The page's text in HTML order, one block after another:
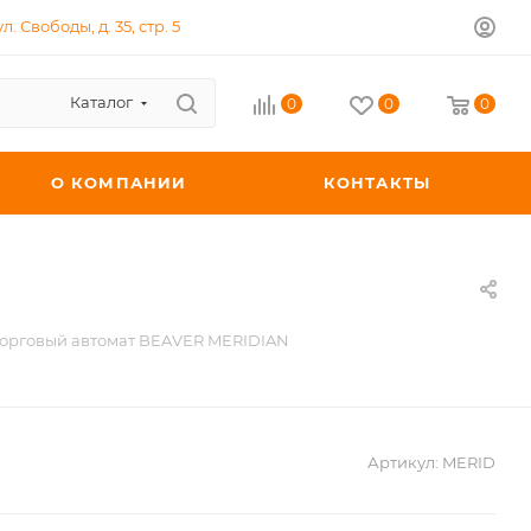
Свободы, д. 35, стр. 5
Каталог 0 0 0
О КОМПАНИИ КОНТАКТЫ
автомат BEAVER MERIDIAN
Артикул: MERID